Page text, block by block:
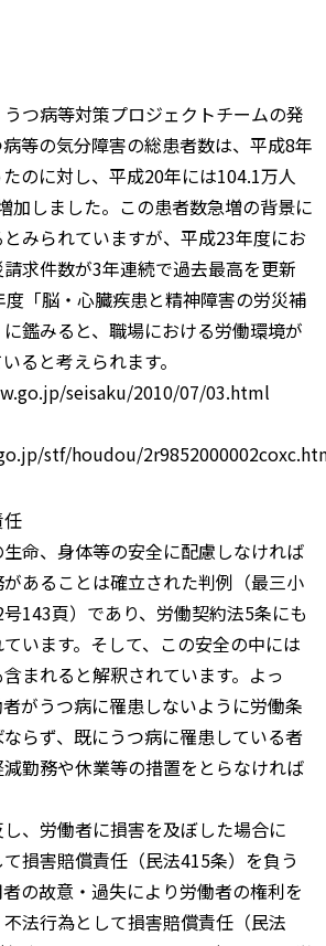
つ病等対策プロジェクトチームの発
等の気分障害の総患者数は、平成8年
のに対し、平成20年には104.1万人
加しました。この患者数急増の背景に
みられていますが、平成23年度にお
求件数が3年連続で過去最高を更新
度「脳・心臓疾患と精神障害の労災補
鑑みると、職場における労働環境が
ると考えられます。
seisaku/2010/07/03.html
stf/houdou/
任
命、身体等の安全に配慮しなければ
あることは確立された判例（最三小
143頁）であり、労働契約法5条にも
います。そして、この安全の中には
含まれると解釈されています。よっ
がうつ病に罹患しないように労働条
らず、既にうつ病に罹患している者
勤務や休業等の措置をとらなければ
、労働者に損害を及ぼした場合に
損害賠償責任（民法415条）を負う
の故意・過失により労働者の権利を
法行為として損害賠償責任（民法